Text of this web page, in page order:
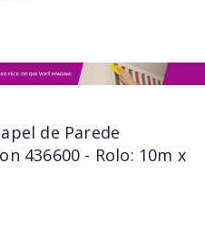
de Parede
436600 - Rolo: 10m x